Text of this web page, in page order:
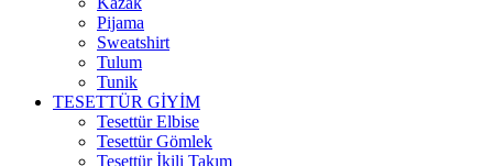
Pijama
Sweatshirt
Tulum
Tunik
TESETTÜR GİYİM
Tesettür Elbise
Tesettür Gömlek
Tesettür İkili Takım